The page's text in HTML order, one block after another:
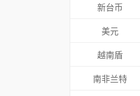
新台币
美元
越南盾
南非兰特